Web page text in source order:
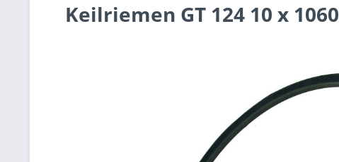
Keilriemen GT 124 10 x 1060